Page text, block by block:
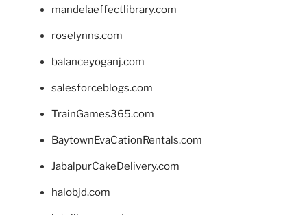
mandelaeffectlibrary.com
roselynns.com
balanceyoganj.com
salesforceblogs.com
TrainGames365.com
BaytownEvaCationRentals.com
JabalpurCakeDelivery.com
halobjd.com